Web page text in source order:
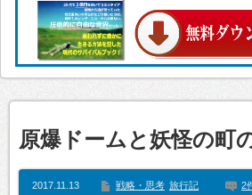
原爆ドームと妖怪の町
2017.11.13 戦略・思考 旅行記 2